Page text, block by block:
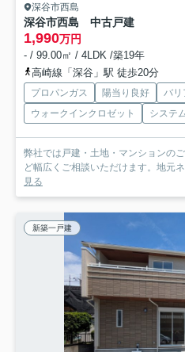
深谷市西島
深谷市西島 中古戸建
1,990万円
- / 99.00㎡ / 4LDK /築19年
高崎線「深谷」駅 徒歩20分
プロパンガス 陽当り良好
バリ
ウォークインクロゼット
システ
弊社では戸建・土地・マンションの
ど幅広くご相談いただけます。地元
見る
新築一戸建